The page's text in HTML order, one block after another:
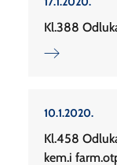
Kl.388
10.1.2020.
Kl.458
kem.i